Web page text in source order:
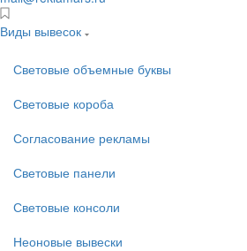
Виды вывесок
Световые объемные буквы
Световые короба
Согласование рекламы
Световые панели
Световые консоли
Неоновые вывески